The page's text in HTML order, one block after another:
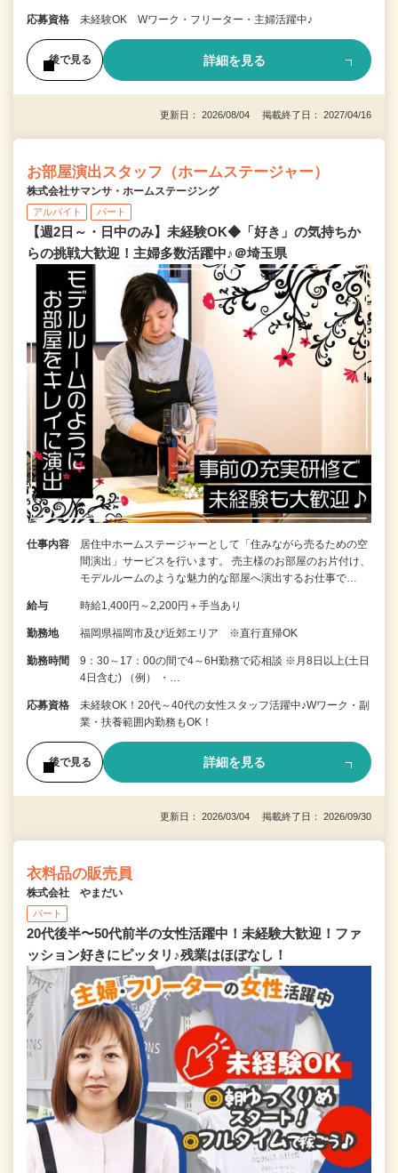
応募資格 未経験OK Wワーク・フリーター・主婦活躍中♪
後で見る 詳細を見る
更新日： 2026/08/04 掲載終了日： 2027/04/16
お部屋演出スタッフ（ホームステージャー）
株式会社サマンサ・ホームステージング
アルバイト パート
【週2日～・日中のみ】未経験OK◆「好き」の気持ちか
らの挑戦大歓迎！主婦多数活躍中♪＠埼玉県
仕事内容
居住中ホームステージャーとして「住みながら売るための空
間演出」サービスを行います。 売主様のお部屋のお片付け、
モデルルームのような魅力的な部屋へ演出するお仕事で…
給与 時給1,400円～2,200円＋手当あり
勤務地 福岡県福岡市及び近郊エリア ※直行直帰OK
勤務時間
9：30～17：00の間で4～6H勤務で応相談 ※月8日以上(土日
4日含む) （例） ・…
応募資格
未経験OK！20代～40代の女性スタッフ活躍中♪Wワーク・副
業・扶養範囲内勤務もOK！
後で見る 詳細を見る
更新日： 2026/03/04 掲載終了日： 2026/09/30
衣料品の販売員
株式会社 やまだい
パート
20代後半〜50代前半の女性活躍中！未経験大歓迎！ファ
ッション好きにピッタリ♪残業はほぼなし！